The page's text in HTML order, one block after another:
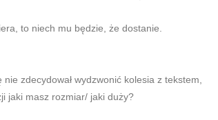
to niech mu będzie, że dostanie.
zdecydował wydzwonić kolesia z tekstem,
jaki masz rozmiar/ jaki duży?